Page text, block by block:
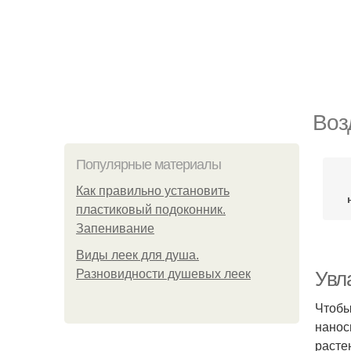
Популярные материалы
Как правильно установить
пластиковый подоконник.
Запенивание
Виды леек для душа.
Разновидности душевых леек